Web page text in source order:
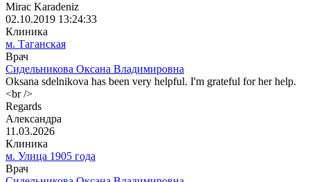
Mirac Karadeniz
02.10.2019 13:24:33
Клиника
м. Таганская
Врач
Сидельникова Оксана Владимировна
Oksana sdelnikova has been very helpful. I'm grateful for her help.
<br />
Regards
Александра
11.03.2026
Клиника
м. Улица 1905 года
Врач